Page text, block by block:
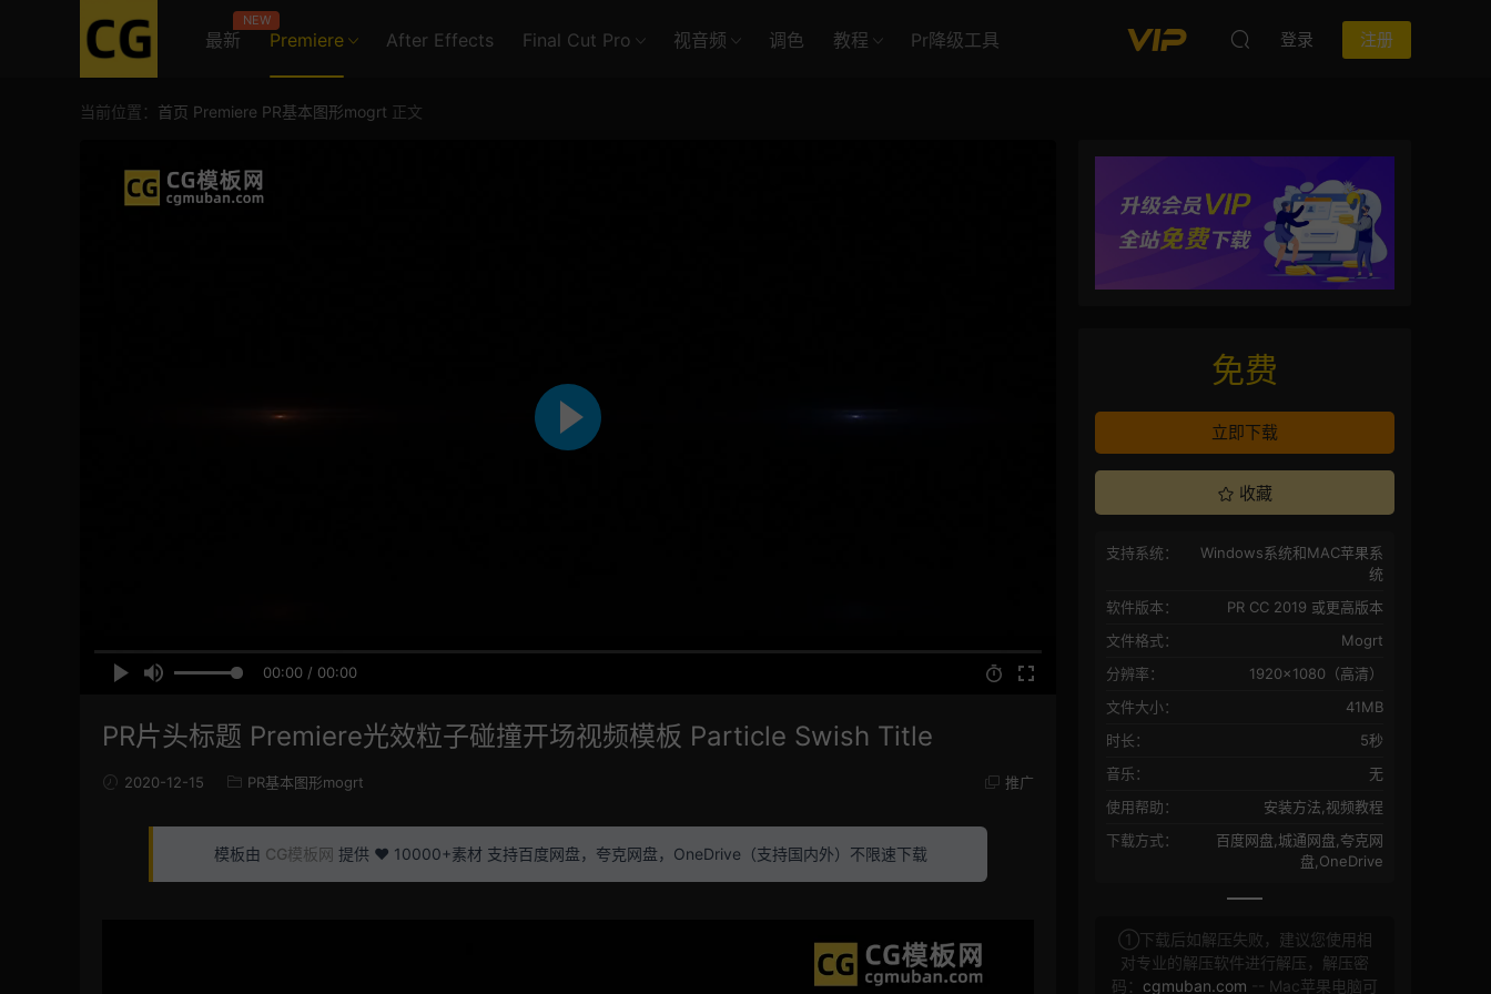
最新
NEW
Premiere After Effects Final Cut Pro 视音频 调色 教程 Pr降级工具 登录 注册
当前位置： 首页 Premiere PR基本图形mogrt 正文
00:00 / 00:00
PR片头标题 Premiere光效粒子碰撞开场视频模板 Particle Swish Title
2020-12-15 PR基本图形mogrt 推广
模板由 CG模板网 提供 ❤️ 10000+素材 支持百度网盘，夸克网盘，OneDrive（支持国内外）不限速下载
免费
立即下载
收藏
支持系统：
Windows系统和MAC苹果系
统
软件版本：
PR CC 2019 或更高版本
文件格式：
Mogrt
分辨率：
1920×1080（高清）
文件大小：
41MB
时长：
5秒
音乐：
无
使用帮助：
安装方法,视频教程
下载方式：
百度网盘,城通网盘,夸克网
盘,OneDrive
①下载后如解压失败，建议您使用相
对专业的解压软件进行解压，解压密
码： cgmuban.com -- Mac苹果电脑可